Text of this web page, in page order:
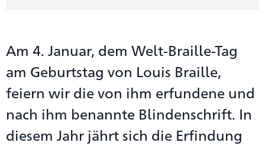
Am 4. Januar, dem Welt-Braille-Tag
am Geburtstag von Louis Braille,
feiern wir die von ihm erfundene und
nach ihm benannte Blindenschrift. In
diesem Jahr jährt sich die Erfindung